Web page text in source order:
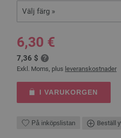
Välj färg »
6,30 €
7,36 $
Exkl. Moms, plus leveranskostnader
I VARUKORGEN
På inköpslistan Beställ